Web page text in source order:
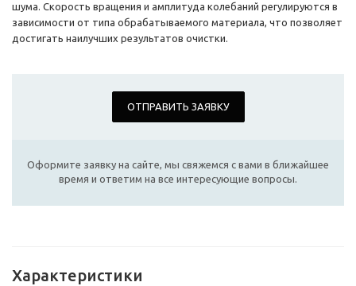
шума. Скорость вращения и амплитуда колебаний регулируются в
зависимости от типа обрабатываемого материала, что позволяет
достигать наилучших результатов очистки.
ОТПРАВИТЬ ЗАЯВКУ
Оформите заявку на сайте, мы свяжемся с вами в ближайшее
время и ответим на все интересующие вопросы.
Характеристики